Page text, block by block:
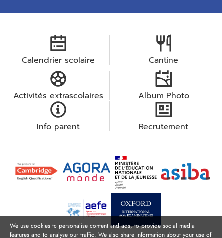
Calendrier scolaire Cantine
Activités extrascolaires Album Photo
Info parent Recrutement
We use cookies to personalise content and ads, to provide social media
features and to analyse our traffic. We also share information about your use of